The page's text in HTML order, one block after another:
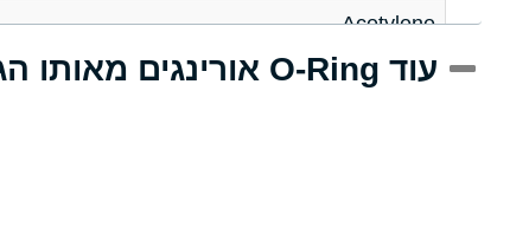
Acetylene
Acrlylonitrile
עוד O-Ring אורינגים מאותו הגודל